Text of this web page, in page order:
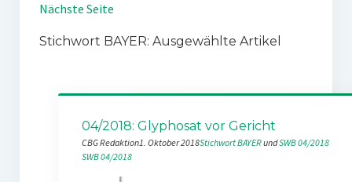
Nächste Seite
Stichwort BAYER: Ausgewählte Artikel
04/2018: Glyphosat vor Gericht
CBG Redaktion1. Oktober 2018Stichwort BAYER und SWB 04/2018
SWB 04/2018